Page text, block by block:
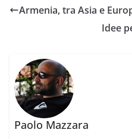
Armenia, tra Asia e
Idee
Paolo Mazzara